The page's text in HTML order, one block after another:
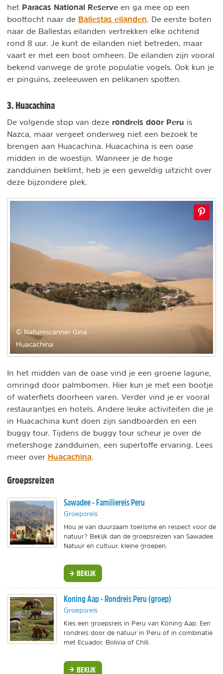
het Paracas National Reserve en ga mee op een
boottocht naar de Ballestas eilanden . De eerste boten
naar de Ballestas eilanden vertrekken elke ochtend
rond 8 uur. Je kunt de eilanden niet betreden, maar
vaart er met een boot omheen. De eilanden zijn vooral
bekend vanwege de grote populatie vogels. Ook kun je
er pinguïns, zeeleeuwen en pelikanen spotten.
3. Huacachina
De volgende stop van deze rondreis door Peru is
Nazca, maar vergeet onderweg niet een bezoek te
brengen aan Huacachina. Huacachina is een oase
midden in de woestijn. Wanneer je de hoge
zandduinen beklimt, heb je een geweldig uitzicht over
deze bijzondere plek.
© Naturescanner Gina
Huacachina
In het midden van de oase vind je een groene lagune,
omringd door palmbomen. Hier kun je met een bootje
of waterfiets doorheen varen. Verder vind je er vooral
restaurantjes en hotels. Andere leuke activiteiten die je
in Huacachina kunt doen zijn sandboarden en een
buggy tour. Tijdens de buggy tour scheur je over de
metershoge zandduinen, een supertoffe ervaring. Lees
meer over Huacachina.
Groepsreizen
Sawadee - Familiereis Peru
Groepsreis
Hou je van duurzaam toerisme en respect voor de
natuur? Bekijk dan de groepsreizen van Sawadee.
Natuur en cultuur, kleine groepen.
BEKIJK
Koning Aap - Rondreis Peru (groep)
Groepsreis
Kies een groepsreis in Peru van Koning Aap. Een
rondreis door de natuur in Peru of in combinatie
met Ecuador, Bolivia of Chili.
BEKIJK